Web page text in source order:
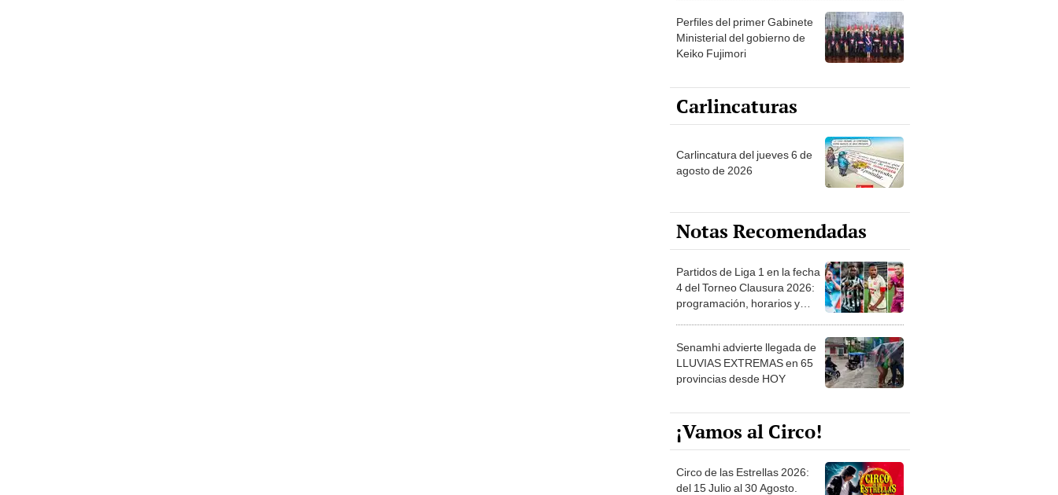
Perfiles del primer Gabinete
Ministerial del gobierno de
Keiko Fujimori
Carlincaturas
Carlincatura del jueves 6 de
agosto de 2026
Notas Recomendadas
Partidos de Liga 1 en la fecha
4 del Torneo Clausura 2026:
programación, horarios y
Senamhi advierte llegada de
LLUVIAS EXTREMAS en 65
provincias desde HOY
¡Vamos al Circo!
Circo de las Estrellas 2026:
del 15 Julio al 30 Agosto.